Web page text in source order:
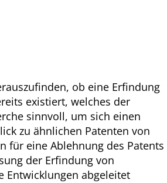
ob eine Erfindung
existiert, welches der
sinnvoll, um sich einen
zu ähnlichen Patenten von
für eine Ablehnung des Patents
der Erfindung von
Entwicklungen abgeleitet